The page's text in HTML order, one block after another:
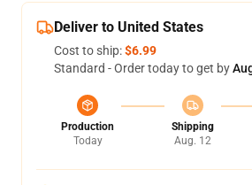
Deliver to United States
Cost to ship:$6.99
Standard - Order today to get by
Production
Today
Shipping
Aug. 12